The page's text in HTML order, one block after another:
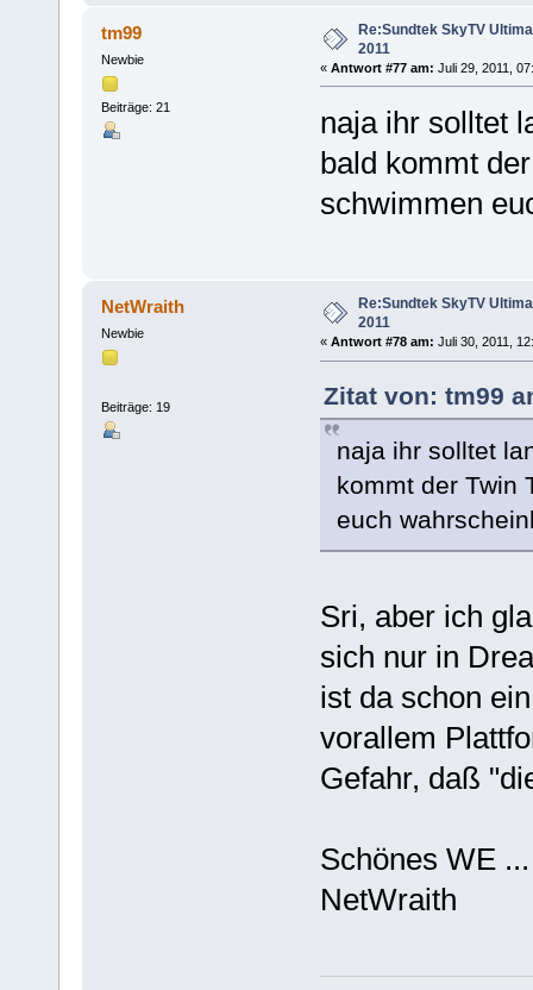
tm99
Newbie
Beiträge: 21
Re:Sundtek SkyTV
2011
« Antwort #77 am: Juli 29, 2011,
naja ihr solltet
bald kommt
schwimmen
NetWraith
Newbie
Beiträge: 19
Re:Sundtek SkyTV
2011
« Antwort #78 am: Juli 30, 2011,
Zitat von: tm99
naja ihr solltet
kommt der Twin
euch
Sri, aber ich
sich nur in
ist da schon
vorallem
Gefahr, daß
Schönes WE ...
NetWraith